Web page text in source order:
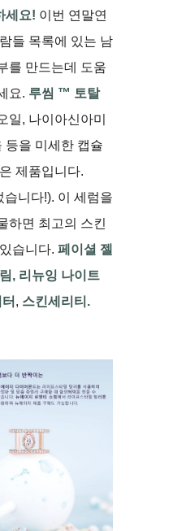
세요! 이번 연말연
들 목록에 있는 남
를 만드는데 도움
요. 루씸 ™ 토탈
일, 나이아신아미
등을 미세한 캡슐
제품입니다.
니다!). 이 세럼을
하면 최고의 스킨
습니다. 페이셜 젤
, 리뉴잉 나이트
, 스킨세리티.